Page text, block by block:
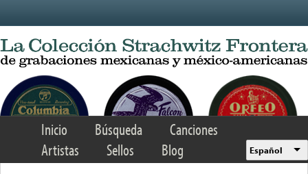
Inicio Búsqueda
Canciones
Artistas
Sellos Blog Español